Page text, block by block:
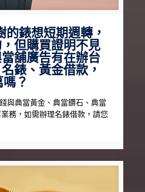
的錶想短期週轉，
但購買證明不見
舖廣告有在辦台
錶、黃金借款，
？
與典當黃金、典當鑽石、典當
務，如需辦理名錶借款，請您